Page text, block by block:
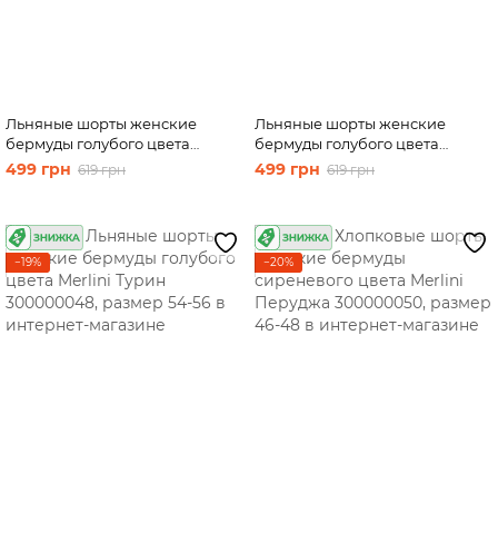
Льняные шорты женские
бермуды голубого цвета
Merlini Турин 300000048,
размер 46-48
499 грн 619 грн
Льняные шорты женские
бермуды голубого цвета
Merlini Турин 300000048,
размер 50-52
499 грн 619 грн
−19% −20%